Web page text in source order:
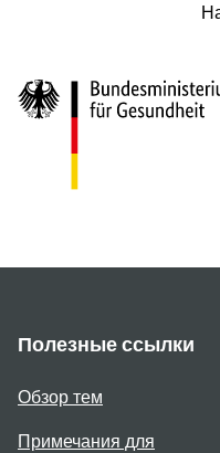
Полезные ссылки
Обзор тем
Примечания для